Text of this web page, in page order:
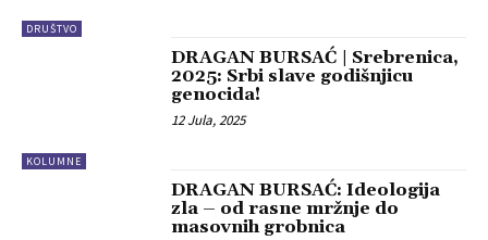
DRUŠTVO
KOLUMNE
DRAGAN BURSAĆ | Srebrenica,
2025: Srbi slave godišnjicu
genocida!
12 Jula, 2025
DRAGAN BURSAĆ: Ideologija
zla – od rasne mržnje do
masovnih grobnica